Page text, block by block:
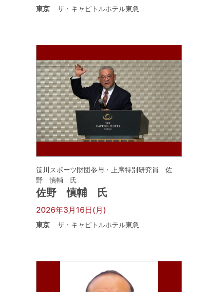
東京 ザ・キャピトルホテル東急
笹川スポーツ財団参与・上席特別研究員 佐
野 慎輔 氏
佐野 慎輔 氏
2026年3月16日(月)
東京 ザ・キャピトルホテル東急